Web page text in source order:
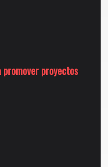
proyectos